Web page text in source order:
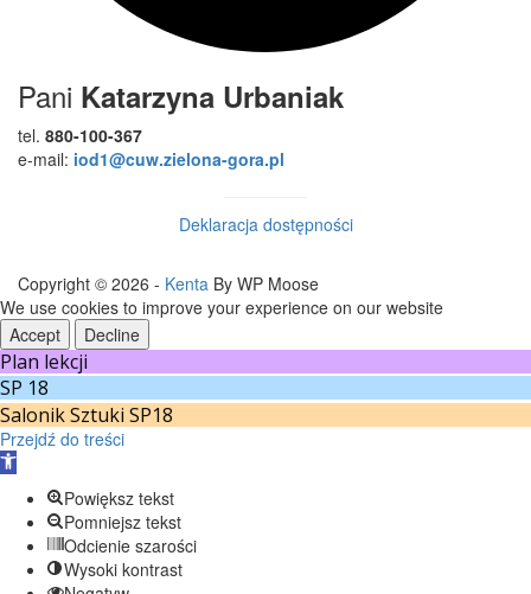
Pani Katarzyna Urbaniak
tel. 880-100-367
e-mail: iod1@cuw.zielona-gora.pl
Deklaracja dostępności
Copyright © 2026 - Kenta By WP Moose
We use cookies to improve your experience on our website
Accept
Decline
Plan lekcji
SP 18
Salonik Sztuki SP18
Przejdź do treści
Otwórz
narzędziPowiększ tekst
Pomniejsz tekst
Odcienie szarości
Wysoki kontrast